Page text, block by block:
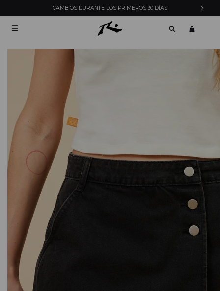
CAMBIOS DURANTE LOS PRIMEROS 30 DÍAS
